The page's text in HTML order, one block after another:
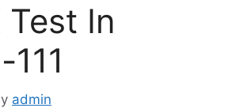
Test In
admin